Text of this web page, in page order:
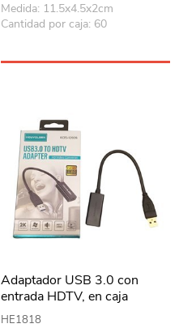
Medida: 11.5x4.5x2cm
Cantidad por caja: 60
Adaptador USB 3.0 con
entrada HDTV, en caja
HE1818